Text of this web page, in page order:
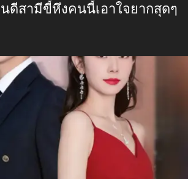
ดีสามีขี้หึงคนนี้เอาใจยากสุดๆ